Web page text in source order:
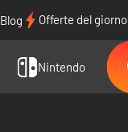
Blog Offerte del giorno
Nintendo